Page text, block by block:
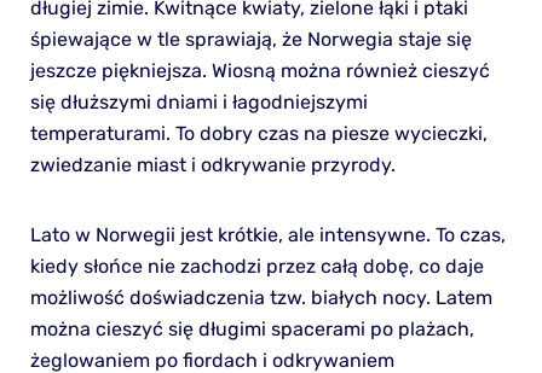
długiej zimie. Kwitnące kwiaty, zielone łąki i ptaki
śpiewające w tle sprawiają, że Norwegia staje się
jeszcze piękniejsza. Wiosną można również cieszyć
się dłuższymi dniami i łagodniejszymi
temperaturami. To dobry czas na piesze wycieczki,
zwiedzanie miast i odkrywanie przyrody.
Lato w Norwegii jest krótkie, ale intensywne. To czas,
kiedy słońce nie zachodzi przez całą dobę, co daje
możliwość doświadczenia tzw. białych nocy. Latem
można cieszyć się długimi spacerami po plażach,
żeglowaniem po fiordach i odkrywaniem